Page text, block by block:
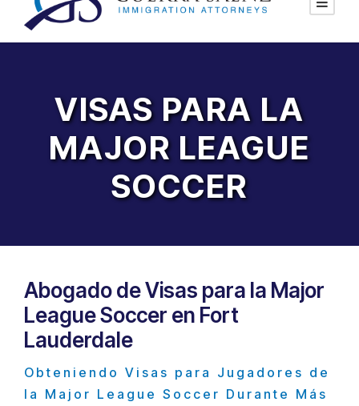
VISAS PARA LA
MAJOR LEAGUE
SOCCER
Abogado de Visas para la Major
League Soccer en Fort
Lauderdale
Obteniendo Visas para Jugadores de
la Major League Soccer Durante Más